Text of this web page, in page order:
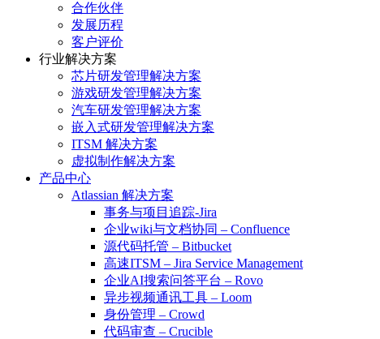
合作伙伴
发展历程
客户评价
行业解决方案
芯片研发管理解决方案
游戏研发管理解决方案
汽车研发管理解决方案
嵌入式研发管理解决方案
ITSM 解决方案
虚拟制作解决方案
产品中心
Atlassian 解决方案
事务与项目追踪-Jira
企业wiki与文档协同 – Confluence
源代码托管 – Bitbucket
高速ITSM – Jira Service Management
企业AI搜索问答平台 – Rovo
异步视频通讯工具 – Loom
身份管理 – Crowd
代码审查 – Crucible